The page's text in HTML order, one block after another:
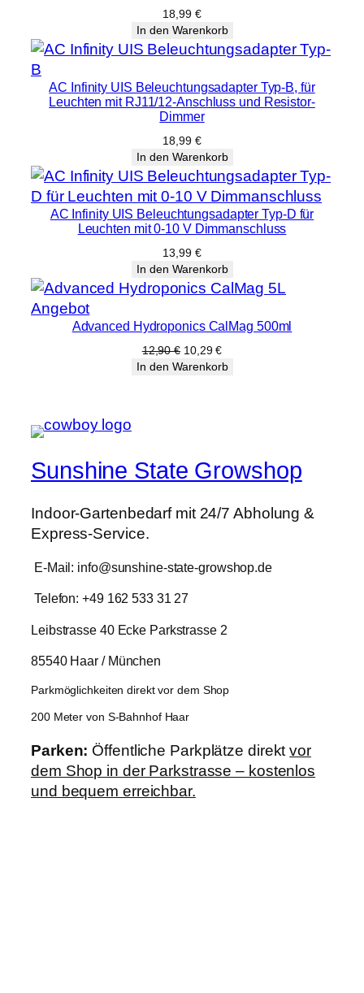
18,99 €
In den Warenkorb
AC Infinity UIS Beleuchtungsadapter Typ-B, für
Leuchten mit RJ11/12-Anschluss und Resistor-
Dimmer
18,99 €
In den Warenkorb
AC Infinity UIS Beleuchtungsadapter Typ-D für
Leuchten mit 0-10 V Dimmanschluss
13,99 €
In den Warenkorb
AngebotProdukt
im
Angebot
Advanced Hydroponics CalMag 500ml
12,90€ Ursprünglicher
Preis
10,29€Aktueller
Preis
In den Warenkorb
Sunshine State Growshop
Indoor-Gartenbedarf mit 24/7 Abholung &
Express-Service.
E-Mail: info@sunshine-state-growshop.de
Telefon: +49 162 533 31 27
Leibstrasse 40 Ecke Parkstrasse 2
85540 Haar / München
Parkmöglichkeiten direkt vor dem Shop
200 Meter von S-Bahnhof Haar
Parken: Öffentliche Parkplätze direktvor
dem Shop in der Parkstrasse – kostenlos
und bequem erreichbar.